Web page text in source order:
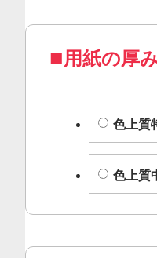
用紙の厚
色上質
色上質